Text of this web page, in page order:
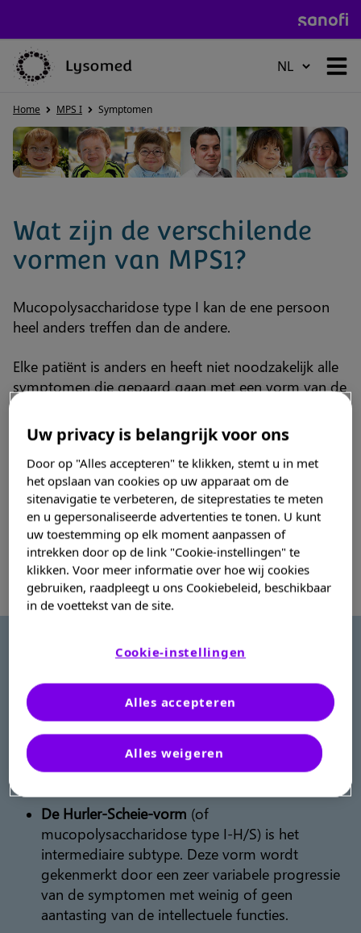
HOME
ZIEKTE VAN POMPE
ZIEKTE VAN GAUCHER
ZIEKTE VAN FABRY
ASMD
Beroepsbeoefenaar in de gezondheidszorg
Home MPS I Symptomen
Wat zijn de verschilende
vormen van MPS1?
Mucopolysaccharidose type I kan de ene persoon
heel anders treffen dan de andere.
Elke patiënt is anders en heeft niet noodzakelijk alle
symptomen die gepaard gaan met een vorm van de
Een vroegtijdige diagnose en een snelle behandeling
hebben een belangrijke impact op het ziekteverloop.
Het is belangrijk niet te vergeten dat MPS I, net zoals
alle genetische ziekten, niet besmettelijk is, maar van
de ouders op sommige van hun kinderen kan
worden overgedragen.
De Hurler-vorm(of mucopolysaccharidose type
I-H) is de meest ernstige. Deze vorm vertoont
de meest invaliderende symptomen, waaronder
een mentale achterstand.
De Hurler-Scheie-vorm (of
mucopolysaccharidose type I-H/S) is het
intermediaire subtype. Deze vorm wordt
gekenmerkt door een zeer variabele progressie
van de symptomen met weinig of geen
aantasting van de intellectuele functies.
Uw privacy is belangrijk voor ons
Door op "Alles accepteren" te klikken, stemt u in met
het opslaan van cookies op uw apparaat om de
sitenavigatie te verbeteren, de siteprestaties te meten
en u gepersonaliseerde advertenties te tonen. U kunt
uw toestemming op elk moment aanpassen of
intrekken door op de link "Cookie-instellingen" te
klikken. Voor meer informatie over hoe wij cookies
gebruiken, raadpleegt u ons Cookiebeleid, beschikbaar
in de voettekst van de site.
Cookie-instellingen
Alles weigeren
Alles accepteren